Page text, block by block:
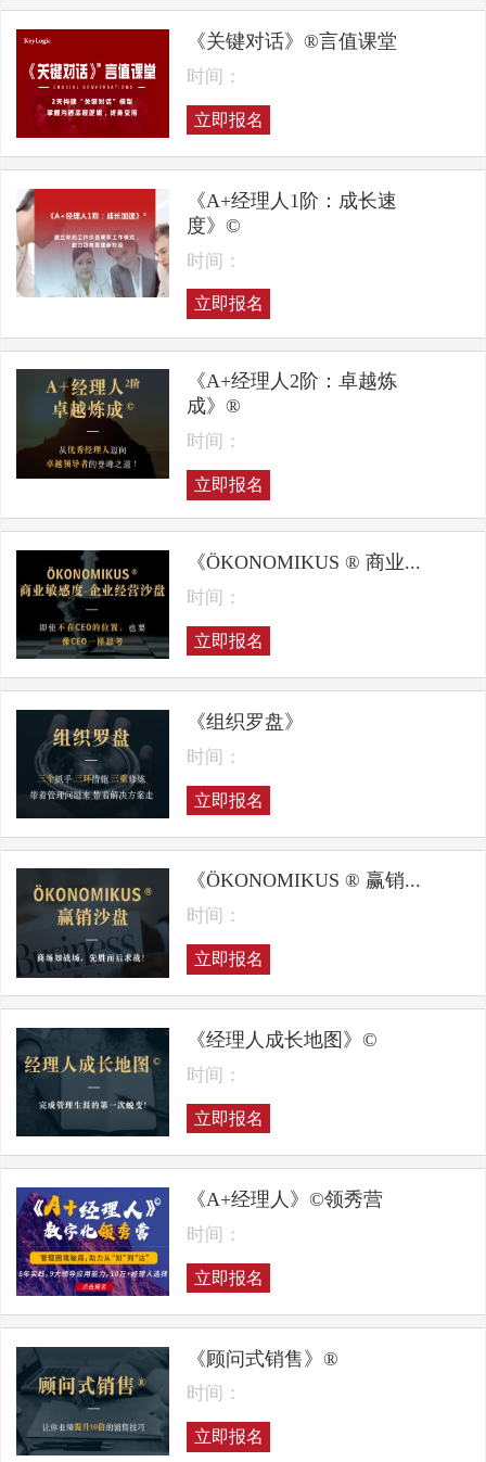
《关键对话》®言值课堂
时间：
立即报名
《A+经理人1阶：成长速
度》©
时间：
立即报名
《A+经理人2阶：卓越炼
成》®
时间：
立即报名
《ÖKONOMIKUS ® 商业...
时间：
立即报名
《组织罗盘》
时间：
立即报名
《ÖKONOMIKUS ® 赢销...
时间：
立即报名
《经理人成长地图》©
时间：
立即报名
《A+经理人》©领秀营
时间：
立即报名
《顾问式销售》®
时间：
立即报名